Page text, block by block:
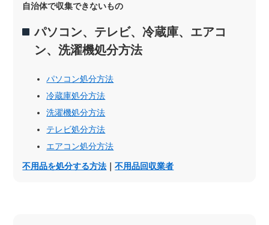
自治体で収集できないもの
パソコン、テレビ、冷蔵庫、エアコ
ン、洗濯機処分方法
パソコン処分方法
冷蔵庫処分方法
洗濯機処分方法
テレビ処分方法
エアコン処分方法
不用品を処分する方法 ｜不用品回収業者